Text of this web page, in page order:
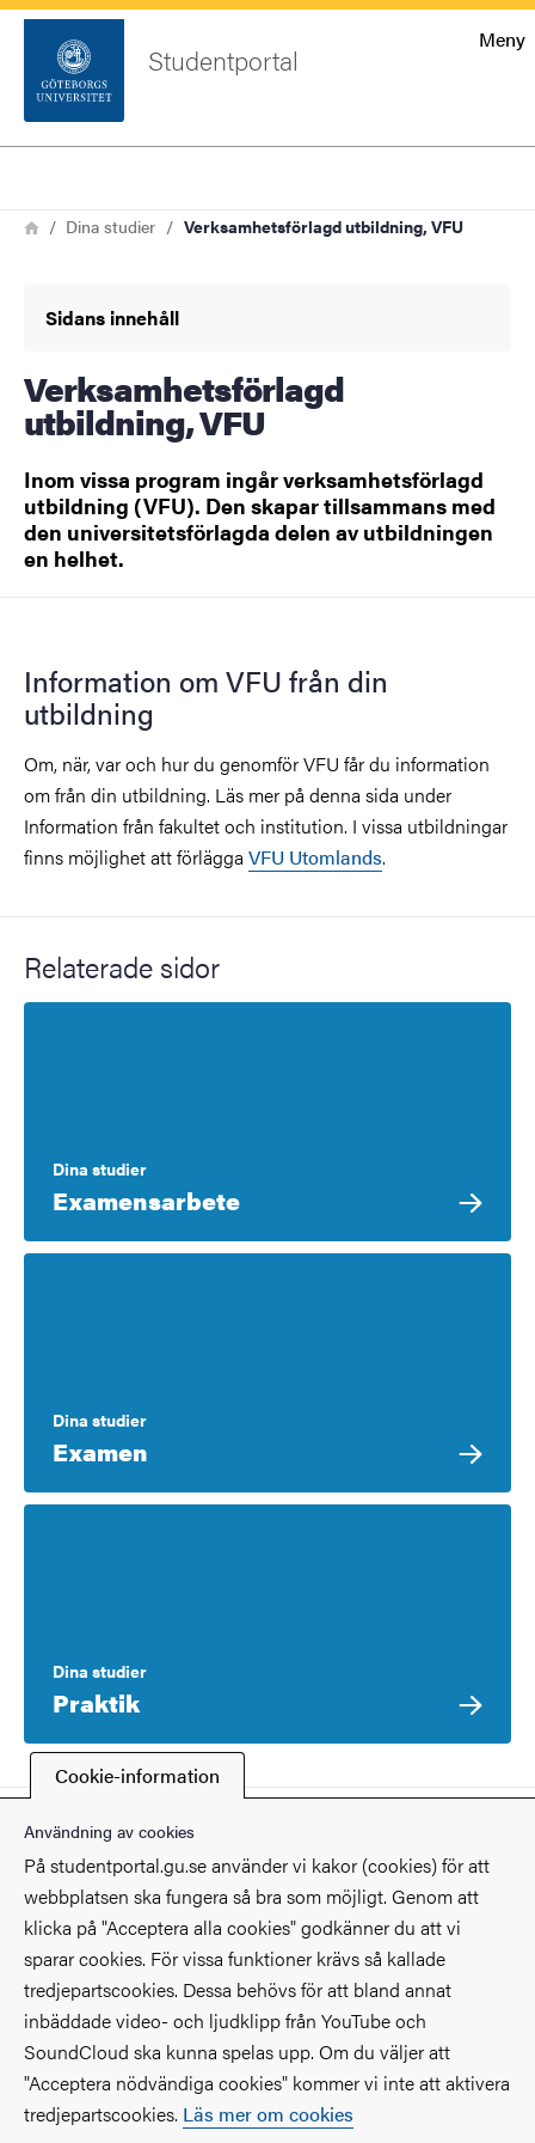
Sök
Meny
Studentportal
in
Sök
Länkstig
HemDina studier Verksamhetsförlagd utbildning, VFU
Sidans innehåll
Verksamhetsförlagd
utbildning, VFU
Inom vissa program ingår verksamhetsförlagd
utbildning (VFU). Den skapar tillsammans med
den universitetsförlagda delen av utbildningen
en helhet.
Information om VFU från din
utbildning
Om, när, var och hur du genomför VFU får du information
om från din utbildning. Läs mer på denna sida under
Information från fakultet och institution. I vissa utbildningar
finns möjlighet att förlägga VFU Utomlands.
Relaterade sidor
Dina studier
Examensarbete
Dina studier
Examen
Dina studier
Praktik
Cookie-information
Användning av cookies
På studentportal.gu.se använder vi kakor (cookies) för att
webbplatsen ska fungera så bra som möjligt. Genom att
klicka på "Acceptera alla cookies" godkänner du att vi
sparar cookies. För vissa funktioner krävs så kallade
tredjepartscookies. Dessa behövs för att bland annat
inbäddade video- och ljudklipp från YouTube och
SoundCloud ska kunna spelas upp. Om du väljer att
"Acceptera nödvändiga cookies" kommer vi inte att aktivera
tredjepartscookies. Läs mer om cookies
Kontakt
Hitta på universitetet
Fakulteter och institutioner
Säkerhet på universitetet